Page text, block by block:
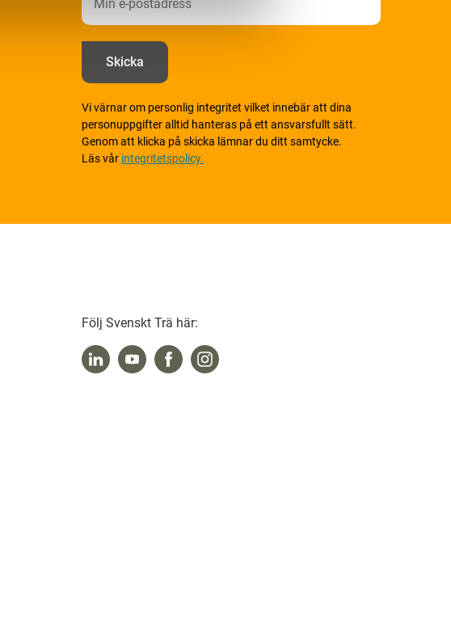
Vi värnar om personlig integritet vilket innebär att dina
personuppgifter alltid hanteras på ett ansvarsfullt sätt.
Genom att klicka på skicka lämnar du ditt samtycke.
Läs vår integritetspolicy.
Följ Svenskt Trä här: